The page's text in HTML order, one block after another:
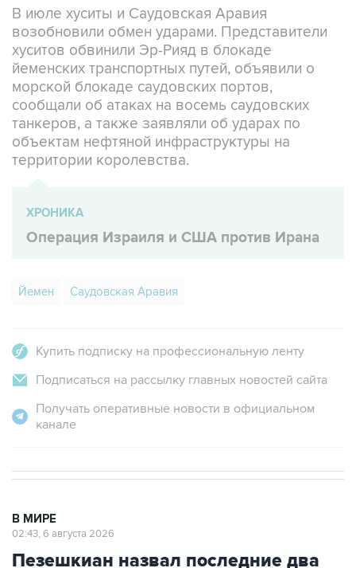
хуситов обвинили Эр-Рияд в блокаде
йеменских транспортных путей, объявили о
морской блокаде саудовских портов,
сообщали об атаках на восемь саудовских
танкеров, а также заявляли об ударах по
объектам нефтяной инфраструктуры на
территории королевства.
Операция Израиля и США против Ирана
Подписаться на рассылку главных новостей сайта
Получать оперативные новости в официальном
канале
Пезешкиан назвал последние два
года самыми сложными для Ирана